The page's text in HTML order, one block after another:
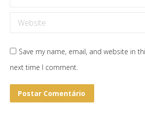
Website
Save my name, email, and website in
next time I comment.
Postar Comentário